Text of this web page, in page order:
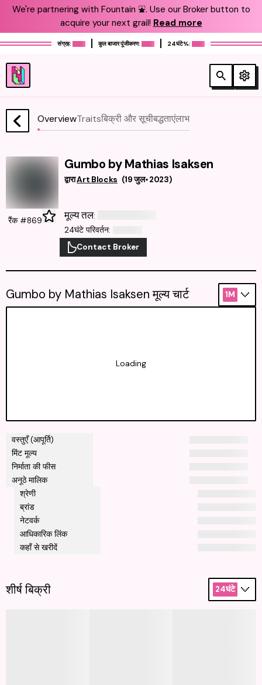
We're partnering with Fountain ⛲️. Use our Broker button to
acquire your next grail! Read more
संग्रह: कुल बाजार पूंजीकरण: 24घंटे%:
OverviewTraitsबिक्री और सूचीबद्धताएंलाभ
Gumbo by Mathias Isaksen
द्वाराArt Blocks (19 जुल॰ 2023)
रैंक #869 मूल्य तल:
24घंटे परिवर्तन:
Contact Broker
वस्तुएँ (आपूर्ति)
मिंट मूल्य
निर्माता की फीस
अनूठे मालिक
श्रेणी
ब्रांड
नेटवर्क
आधिकारिक लिंक
कहाँ से खरीदें
Gumbo by Mathias Isaksen मूल्य चार्ट 1M
Loading
शीर्ष बिक्री 24घंटे